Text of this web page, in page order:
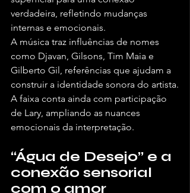
verdadeira, refletindo mudanças
internas e emocionais.
A música traz influências de nomes
como Djavan, Gilsons, Tim Maia e
Gilberto Gil, referências que ajudam a
construir a identidade sonora do artista.
A faixa conta ainda com participação
de Lary, ampliando as nuances
emocionais da interpretação.
“Água de Desejo” e a
conexão sensorial
com o amor